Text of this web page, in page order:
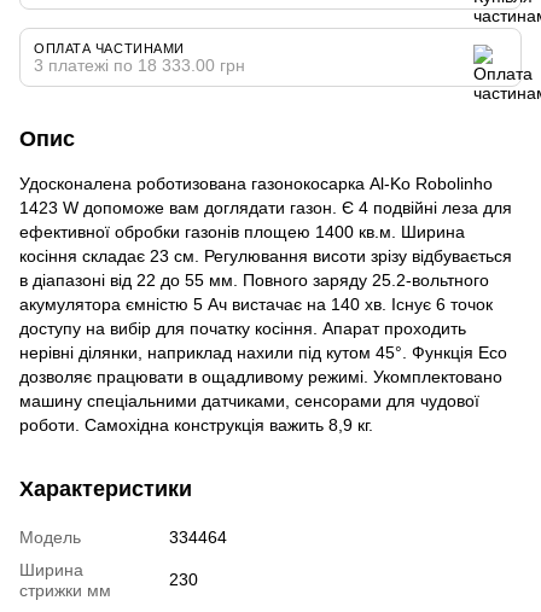
ОПЛАТА ЧАСТИНАМИ
3 платежі по 18 333.00 грн
Опис
Удосконалена роботизована газонокосарка Al-Ko Robolinho
1423 W допоможе вам доглядати газон. Є 4 подвійні леза для
ефективної обробки газонів площею 1400 кв.м. Ширина
косіння складає 23 см. Регулювання висоти зрізу відбувається
в діапазоні від 22 до 55 мм. Повного заряду 25.2-вольтного
акумулятора ємністю 5 Ач вистачає на 140 хв. Існує 6 точок
доступу на вибір для початку косіння. Апарат проходить
нерівні ділянки, наприклад нахили під кутом 45°. Функція Eco
дозволяє працювати в ощадливому режимі. Укомплектовано
машину спеціальними датчиками, сенсорами для чудової
роботи. Самохідна конструкція важить 8,9 кг.
Характеристики
Модель
334464
Ширина
стрижки мм
230